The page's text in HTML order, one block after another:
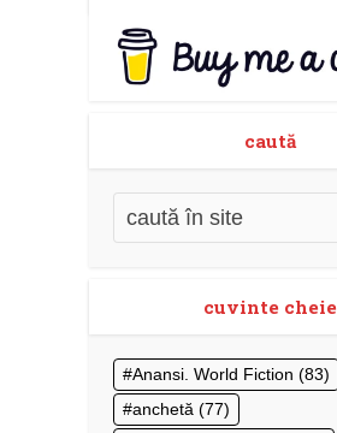
caută
cuvinte cheie
Anansi. World Fiction (83)
anchetă (77)